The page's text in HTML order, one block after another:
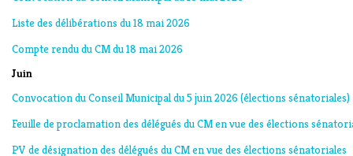
Liste des délibérations du 18 mai 2026
Compte rendu du CM du 18 mai 2026
Juin
Convocation du Conseil Municipal du 5 juin 2026 (élections sénatoriales)
Feuille de proclamation des délégués du CM en vue des élections
PV de désignation des délégués du CM en vue des élections sénatoriales